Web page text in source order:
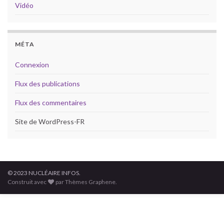
Vidéo
MÉTA
Connexion
Flux des publications
Flux des commentaires
Site de WordPress-FR
© 2023 NUCLÉAIRE INFOS.
Construit avec
par Thèmes Graphene.